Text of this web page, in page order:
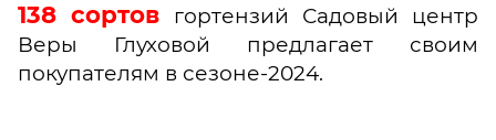
138 сортов гортензий Садовый центр
Веры Глуховой предлагает своим
покупателям в сезоне-2024.